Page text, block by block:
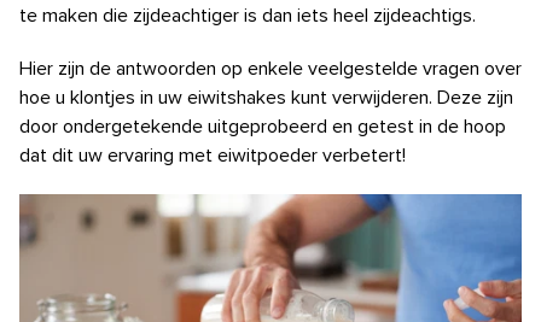
te maken die zijdeachtiger is dan iets heel zijdeachtigs.
Hier zijn de antwoorden op enkele veelgestelde vragen over
hoe u klontjes in uw eiwitshakes kunt verwijderen. Deze zijn
door ondergetekende uitgeprobeerd en getest in de hoop
dat dit uw ervaring met eiwitpoeder verbetert!